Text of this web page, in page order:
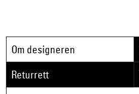
Om designeren
Returrett